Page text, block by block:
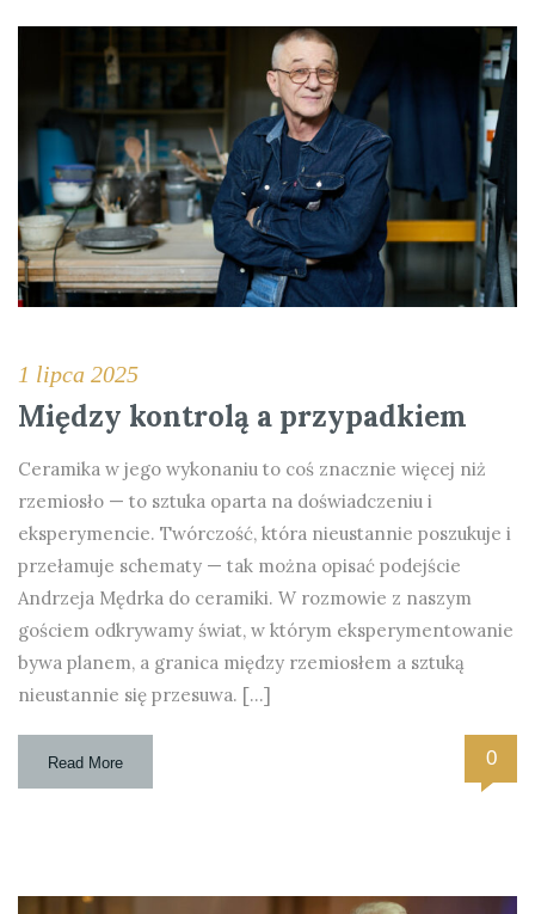
1 lipca 2025
Między kontrolą a przypadkiem
Ceramika w jego wykonaniu to coś znacznie więcej niż
rzemiosło — to sztuka oparta na doświadczeniu i
eksperymencie. Twórczość, która nieustannie poszukuje i
przełamuje schematy — tak można opisać podejście
Andrzeja Mędrka do ceramiki. W rozmowie z naszym
gościem odkrywamy świat, w którym eksperymentowanie
bywa planem, a granica między rzemiosłem a sztuką
nieustannie się przesuwa. […]
Read More 0